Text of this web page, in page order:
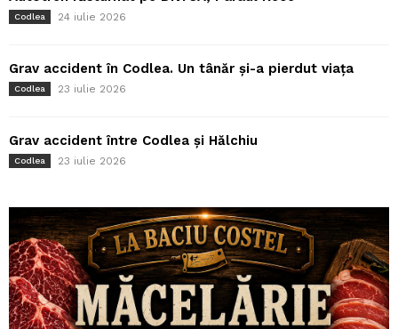
Codlea 24 iulie 2026
Grav accident în Codlea. Un tânăr și-a pierdut viața
Codlea 23 iulie 2026
Grav accident între Codlea și Hălchiu
Codlea 23 iulie 2026